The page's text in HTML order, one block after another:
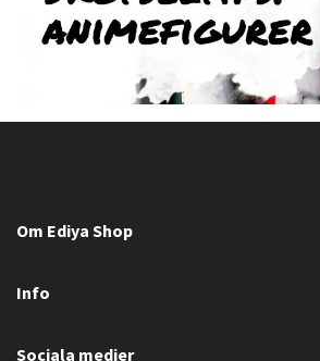
Om Ediya Shop
Info
Sociala medier